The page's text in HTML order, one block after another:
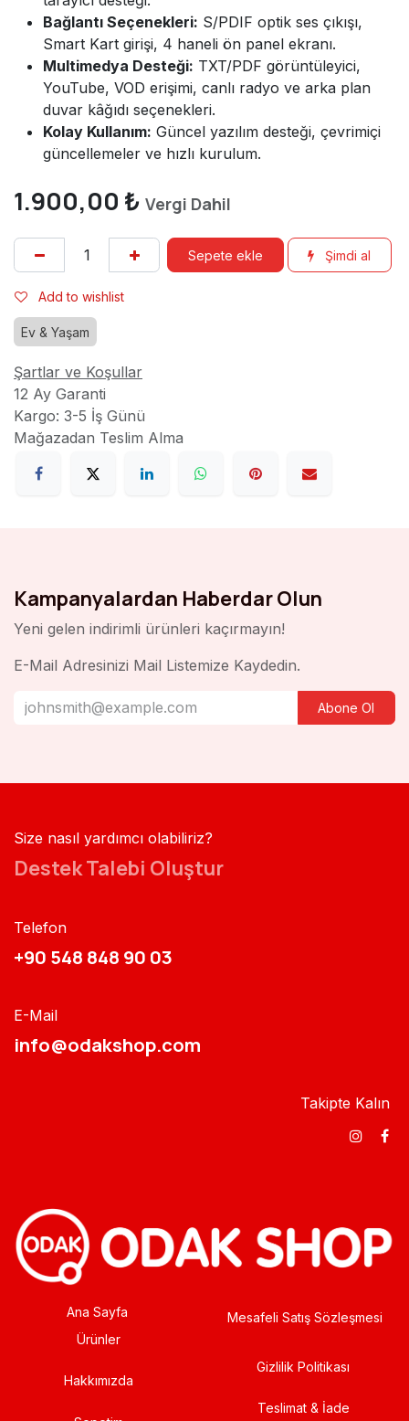
Bağlantı Seçenekleri: S/PDIF optik ses çıkışı,
Smart Kart girişi, 4 haneli ön panel ekranı.
Multimedya Desteği: TXT/PDF görüntüleyici,
YouTube, VOD erişimi, canlı radyo ve arka plan
duvar kâğıdı seçenekleri.
Kolay Kullanım: Güncel yazılım desteği, çevrimiçi
güncellemeler ve hızlı kurulum.
1.900,00 ₺ Vergi Dahil
Sepete ekle Şimdi al
Add to wishlist
Ev & Yaşam
Şartlar ve Koşullar
12 Ay Garanti
Kargo: 3-5 İş Günü
Mağazadan Teslim Alma
Kampanyalardan Haberdar Olun
Yeni gelen indirimli ürünleri kaçırmayın!
E-Mail Adresinizi Mail Listemize Kaydedin.
Abone Ol
Size nasıl yardımcı olabiliriz?
Destek Talebi Oluştur
Telefon
+90 548 848 90 03​​
E-Mail
info@odakshop.com​
Takipte Kalın
Ana Sayfa
Ürünler
Hakkımızda
Mesafeli Satış Sözleşmesi
Gizlilik Politikası
Teslimat & İade